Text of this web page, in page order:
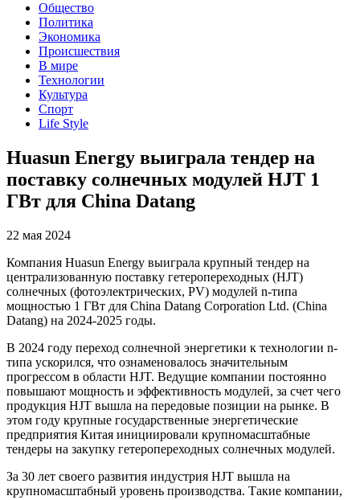
Общество
Политика
Экономика
Происшествия
В мире
Технологии
Культура
Спорт
Life Style
Huasun Energy выиграла тендер на
поставку солнечных модулей HJT 1
ГВт для China Datang
22 мая 2024
Компания Huasun Energy выиграла крупный тендер на
централизованную поставку гетеропереходных (HJT)
солнечных (фотоэлектрических, PV) модулей n-типа
мощностью 1 ГВт для China Datang Corporation Ltd. (China
Datang) на 2024-2025 годы.
В 2024 году переход солнечной энергетики к технологии n-
типа ускорился, что ознаменовалось значительным
прогрессом в области HJT. Ведущие компании постоянно
повышают мощность и эффективность модулей, за счет чего
продукция HJT вышла на передовые позиции на рынке. В
этом году крупные государственные энергетические
предприятия Китая инициировали крупномасштабные
тендеры на закупку гетеропереходных солнечных модулей.
За 30 лет своего развития индустрия HJT вышла на
крупномасштабный уровень производства. Такие компании,